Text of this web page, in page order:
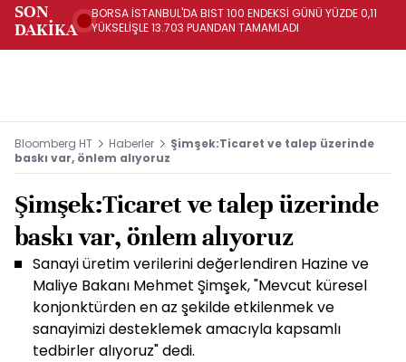
SON
DAKİKA
BORSA İSTANBUL'DA BIST 100 ENDEKSİ GÜNÜ YÜZDE 0,11
YÜKSELİŞLE 13.703 PUANDAN TAMAMLADI
Bloomberg HT Haberler
Şimşek:Ticaret ve talep üzerinde
baskı var, önlem alıyoruz
Şimşek:Ticaret ve talep üzerinde
baskı var, önlem alıyoruz
Sanayi üretim verilerini değerlendiren Hazine ve
Maliye Bakanı Mehmet Şimşek, "Mevcut küresel
konjonktürden en az şekilde etkilenmek ve
sanayimizi desteklemek amacıyla kapsamlı
tedbirler alıyoruz" dedi.